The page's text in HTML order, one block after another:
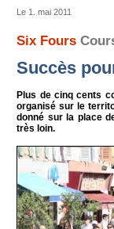
Le 1. mai 2011
Six Fours
Succès
Plus de cinq cents
organisé sur le
donné sur la place
très loin.